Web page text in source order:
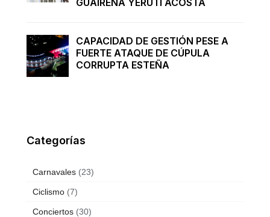
CAPACIDAD DE GESTIÓN PESE A
FUERTE ATAQUE DE CÚPULA
CORRUPTA ESTEÑA
Categorías
Carnavales (23)
Ciclismo (7)
Conciertos (30)